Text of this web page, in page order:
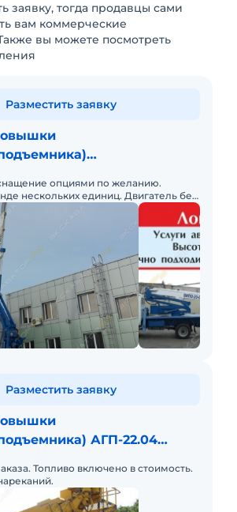
заявку, тогда продавцы сами
вам коммерческие
вы можете посмотреть
опциями по желанию.
нескольких единиц. Двигатель без
Разместить заявку
АГП-22.04
Топливо включено в стоимость.
Разместить заявку